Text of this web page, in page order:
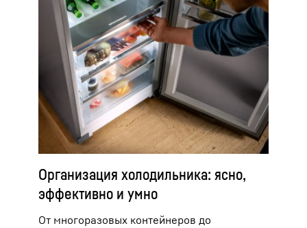
Организация холодильника: ясно,
эффективно и умно
От многоразовых контейнеров до